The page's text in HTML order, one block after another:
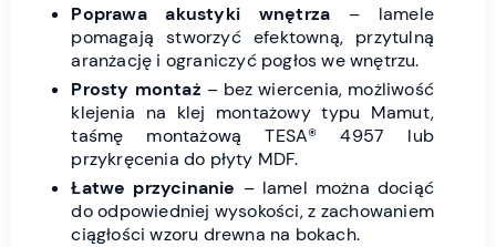
Poprawa akustyki wnętrza – lamele
pomagają stworzyć efektowną, przytulną
aranżację i ograniczyć pogłos we wnętrzu.
Prosty montaż – bez wiercenia, możliwość
klejenia na klej montażowy typu Mamut,
taśmę montażową TESA® 4957 lub
przykręcenia do płyty MDF.
Łatwe przycinanie – lamel można dociąć
do odpowiedniej wysokości, z zachowaniem
ciągłości wzoru drewna na bokach.